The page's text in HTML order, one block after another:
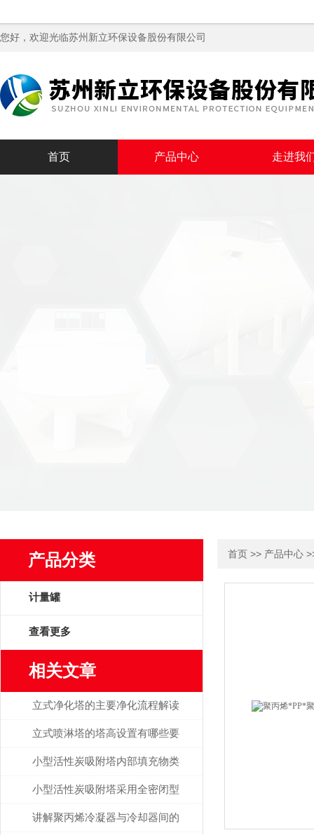
您好，欢迎光临苏州新立环保设备股份有限公司
首页 产品中心 走进我
产品分类
计量罐
查看更多
相关文章
立式净化塔的主要净化流程解读
立式喷淋塔的塔高设置有哪些要
求？
小型活性炭吸附塔内部填充物类
型与大小的选择
小型活性炭吸附塔采用全密闭型
的好处
讲解聚丙烯冷凝器与冷却器间的
首页 >> 产品中心